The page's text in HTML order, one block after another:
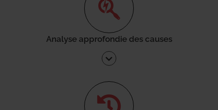
Analyse approfondie des causes